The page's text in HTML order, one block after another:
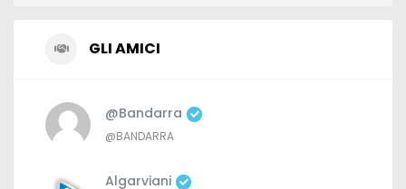
GLI AMICI
@bandarra
@BANDARRA
Algarviani